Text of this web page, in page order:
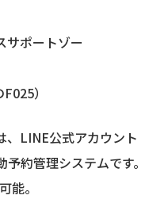
サポートゾー
）
、LINE公式アカウント
約管理システムです。
能。